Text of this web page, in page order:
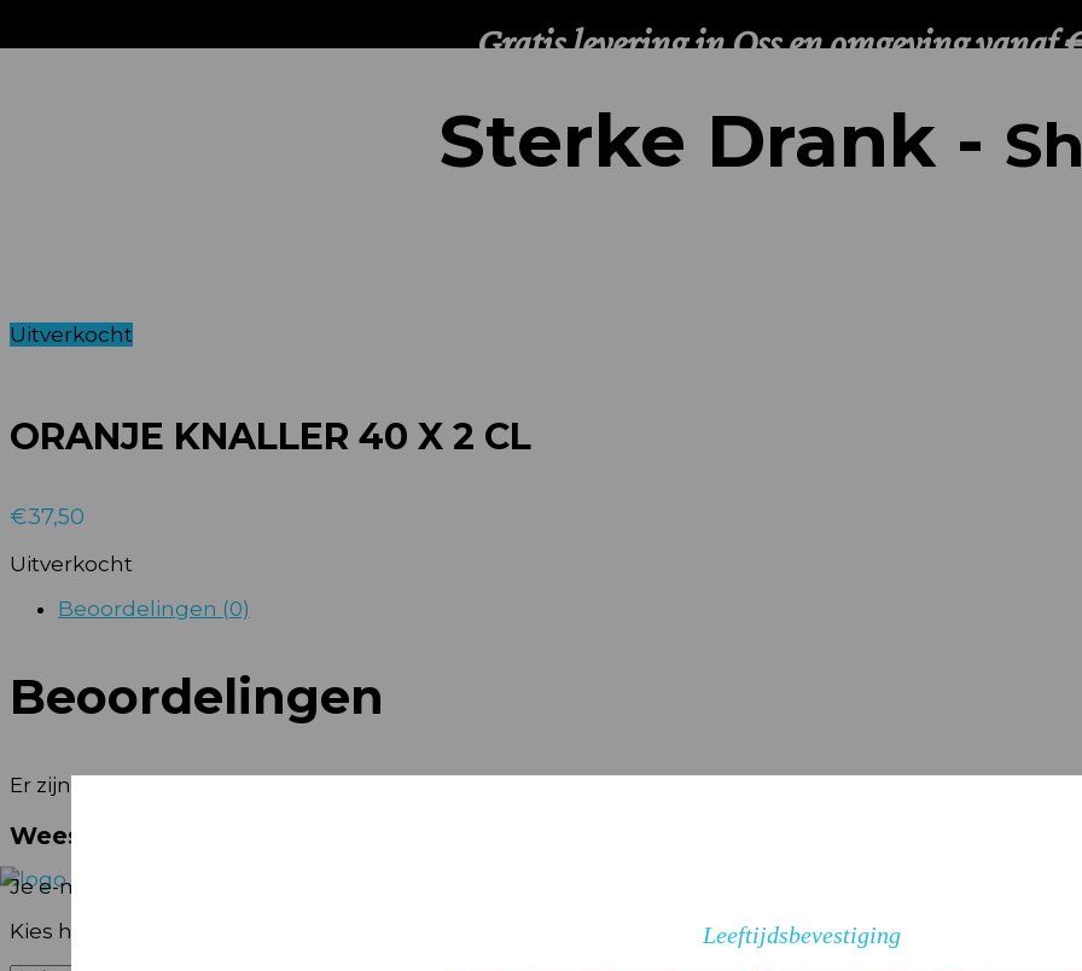
Leeftijdsbevestiging
Sterke Drank -
Uitverkocht
ORANJE KNALLER 40 X 2 CL
€37,50
Uitverkocht
Beoordelingen (0)
Beoordelingen
Er zijn nog geen beoordelingen.
Wees de eerste om “ORANJE KNALLER 40 X 2 CL” te beoordelen
Je e-mailadres wordt niet gepubliceerd.
Kies het aantal sterren